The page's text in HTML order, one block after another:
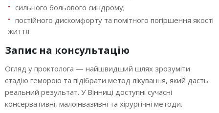
сильного больового синдрому;
постійного дискомфорту та помітного погіршення якості
життя.
Запис на консультацію
Огляд у проктолога — найшвидший шлях зрозуміти
стадію геморою та підібрати метод лікування, який дасть
реальний результат. У Вінниці доступні сучасні
консервативні, малоінвазивні та хірургічні методи.